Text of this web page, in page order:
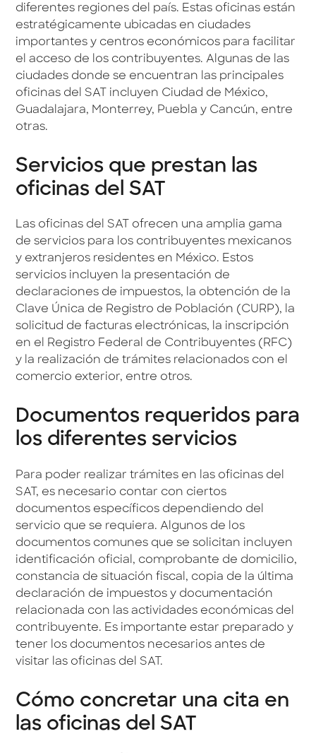
diferentes regiones del país. Estas oficinas están
estratégicamente ubicadas en ciudades
importantes y centros económicos para facilitar
el acceso de los contribuyentes. Algunas de las
ciudades donde se encuentran las principales
oficinas del SAT incluyen Ciudad de México,
Guadalajara, Monterrey, Puebla y Cancún, entre
otras.
Servicios que prestan las
oficinas del SAT
Las oficinas del SAT ofrecen una amplia gama
de servicios para los contribuyentes mexicanos
y extranjeros residentes en México. Estos
servicios incluyen la presentación de
declaraciones de impuestos, la obtención de la
Clave Única de Registro de Población (CURP), la
solicitud de facturas electrónicas, la inscripción
en el Registro Federal de Contribuyentes (RFC)
y la realización de trámites relacionados con el
comercio exterior, entre otros.
Documentos requeridos para
los diferentes servicios
Para poder realizar trámites en las oficinas del
SAT, es necesario contar con ciertos
documentos específicos dependiendo del
servicio que se requiera. Algunos de los
documentos comunes que se solicitan incluyen
identificación oficial, comprobante de domicilio,
constancia de situación fiscal, copia de la última
declaración de impuestos y documentación
relacionada con las actividades económicas del
contribuyente. Es importante estar preparado y
tener los documentos necesarios antes de
visitar las oficinas del SAT.
Cómo concretar una cita en
las oficinas del SAT